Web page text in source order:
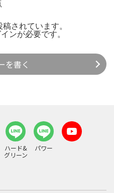
されています。
ンが必要です。
を書く
ハード&
グリーン
パワー